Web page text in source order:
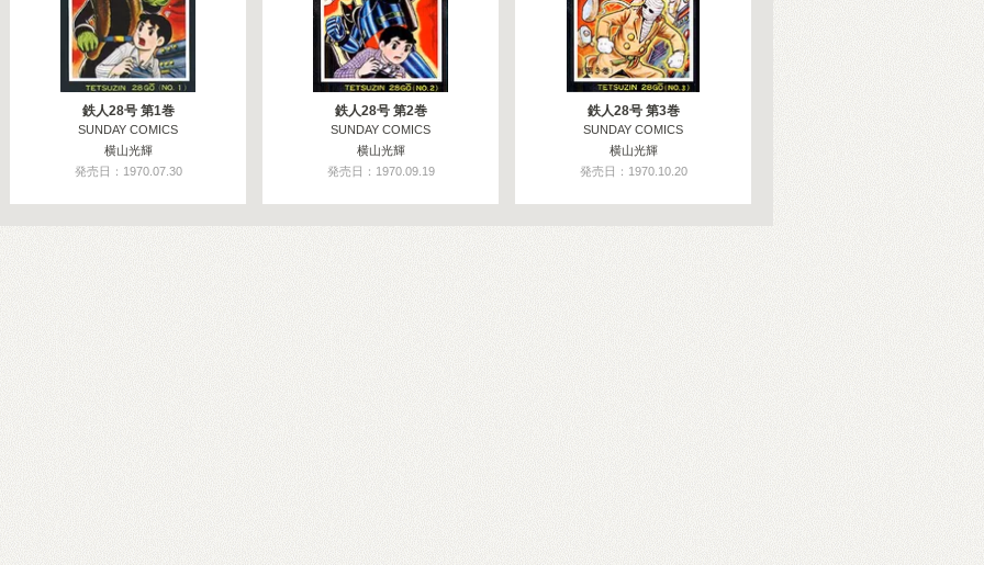
鉄人28号 第1巻
SUNDAY COMICS
横山光輝
発売日：1970.07.30
鉄人28号 第2巻
SUNDAY COMICS
横山光輝
発売日：1970.09.19
鉄人28号 第3巻
SUNDAY COMICS
横山光輝
発売日：1970.10.20